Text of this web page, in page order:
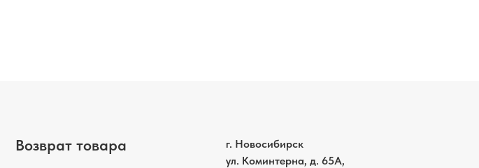
Возврат товара
г. Новосибирск
ул. Коминтерна, д. 65А,